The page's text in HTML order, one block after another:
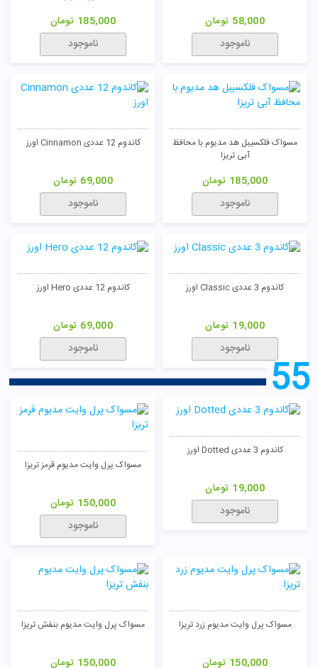
58,000 تومان
ناموجود
185,000 تومان
ناموجود
مسواک فلکسیبل هد مدیوم با محافظ
آبی تریزا
185,000 تومان
ناموجود
کاندوم 12 عددی Cinnamon اورز
69,000 تومان
ناموجود
کاندوم 3 عددی Classic اورز
19,000 تومان
ناموجود
کاندوم 12 عددی Hero اورز
69,000 تومان
ناموجود
55
کاندوم 3 عددی Dotted اورز
19,000 تومان
ناموجود
مسواک پرل وایت مدیوم قرمز تریزا
150,000 تومان
ناموجود
مسواک پرل وایت مدیوم زرد تریزا
150,000 تومان
مسواک پرل وایت مدیوم بنفش تریزا
150,000 تومان